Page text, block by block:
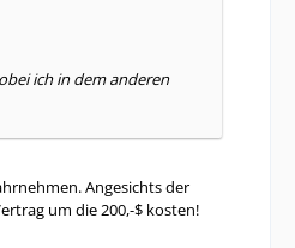
ich in dem anderen
Angesichts der
um die 200,-$ kosten!